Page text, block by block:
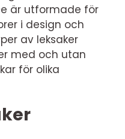
är utformade för
i design och
av leksaker
med och utan
för olika